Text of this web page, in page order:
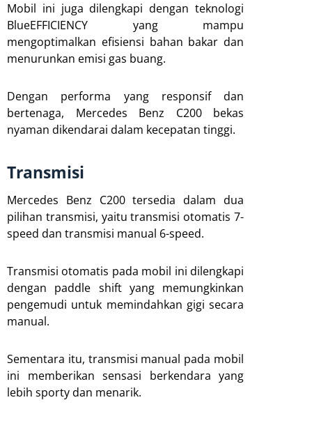
Mobil ini juga dilengkapi dengan teknologi
BlueEFFICIENCY yang mampu
mengoptimalkan efisiensi bahan bakar dan
menurunkan emisi gas buang.
Dengan performa yang responsif dan
bertenaga, Mercedes Benz C200 bekas
nyaman dikendarai dalam kecepatan tinggi.
Transmisi
Mercedes Benz C200 tersedia dalam dua
pilihan transmisi, yaitu transmisi otomatis 7-
speed dan transmisi manual 6-speed.
Transmisi otomatis pada mobil ini dilengkapi
dengan paddle shift yang memungkinkan
pengemudi untuk memindahkan gigi secara
manual.
Sementara itu, transmisi manual pada mobil
ini memberikan sensasi berkendara yang
lebih sporty dan menarik.